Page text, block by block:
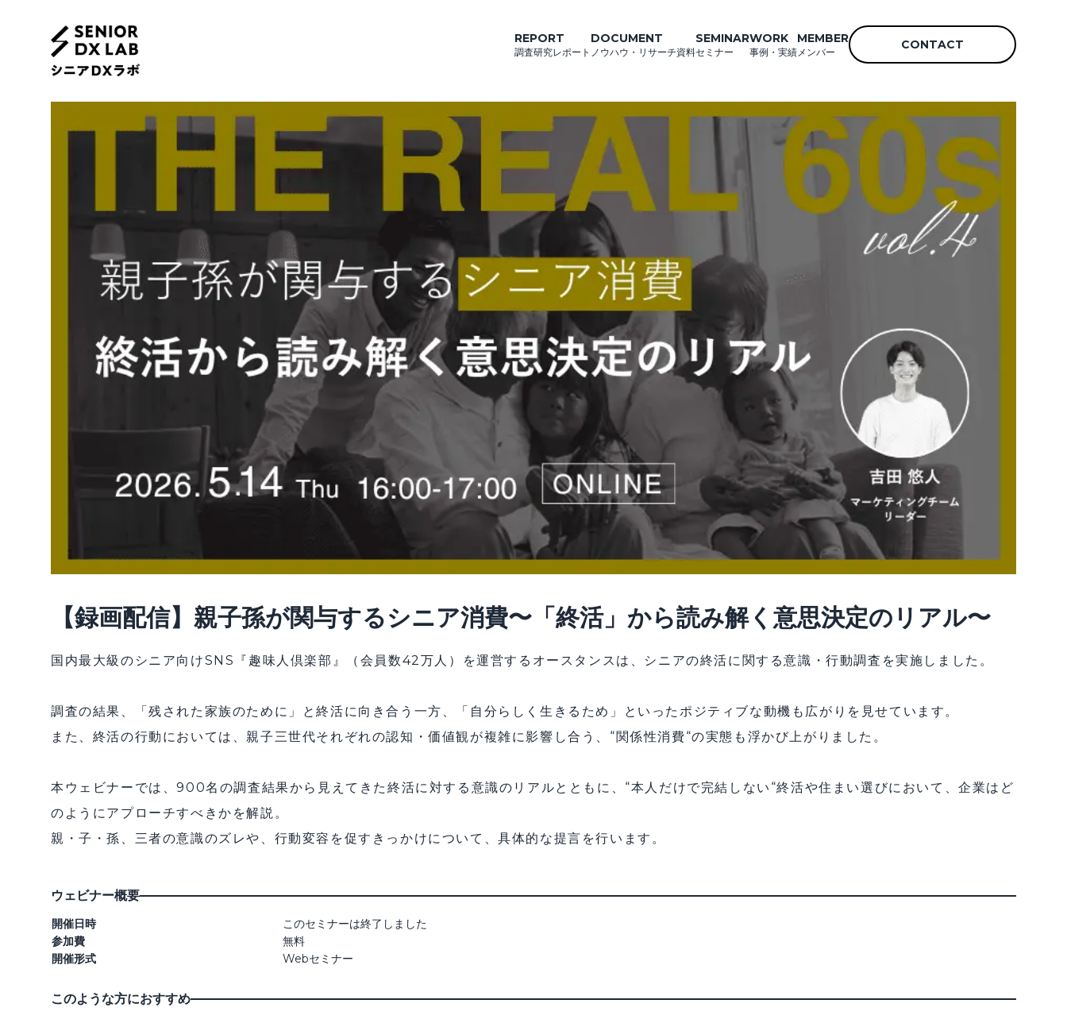
REPORT
調査研究レポート
DOCUMENT
ノウハウ・リサーチ資料
SEMINAR
セミナー
WORK
事例・実績
MEMBER
メンバー
CONTACT
【録画配信】親子孫が関与するシニア消費〜「終活」から読み解く意思決定のリアル〜
国内最大級のシニア向けSNS『趣味人倶楽部』（会員数42万人）を運営するオースタンスは、シニアの終活に関する意識・行動調査を実施しました。
調査の結果、「残された家族のために」と終活に向き合う一方、「自分らしく生きるため」といったポジティブな動機も広がりを見せています。
また、終活の行動においては、親子三世代それぞれの認知・価値観が複雑に影響し合う、“関係性消費“の実態も浮かび上がりました。
本ウェビナーでは、900名の調査結果から見えてきた終活に対する意識のリアルとともに、“本人だけで完結しない“終活や住まい選びにおいて、企業はど
のようにアプローチすべきかを解説。
親・子・孫、三者の意識のズレや、行動変容を促すきっかけについて、具体的な提言を行います。
ウェビナー概要
開催日時
このセミナーは終了しました
参加費
無料
開催形式
Webセミナー
このような方におすすめ